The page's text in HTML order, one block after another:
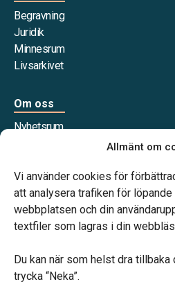
Allmänt om
Vi använder cookies för
att analysera trafiken för
webbplatsen och din
textfiler som lagras i din
Du kan när som helst dra
trycka “Neka”.
Begravning
Juridik
Minnesrum
Livsarkivet
Om oss
Nyhetsrum
Våra samarbetspartners
familjejuridiken – genom hela livet.